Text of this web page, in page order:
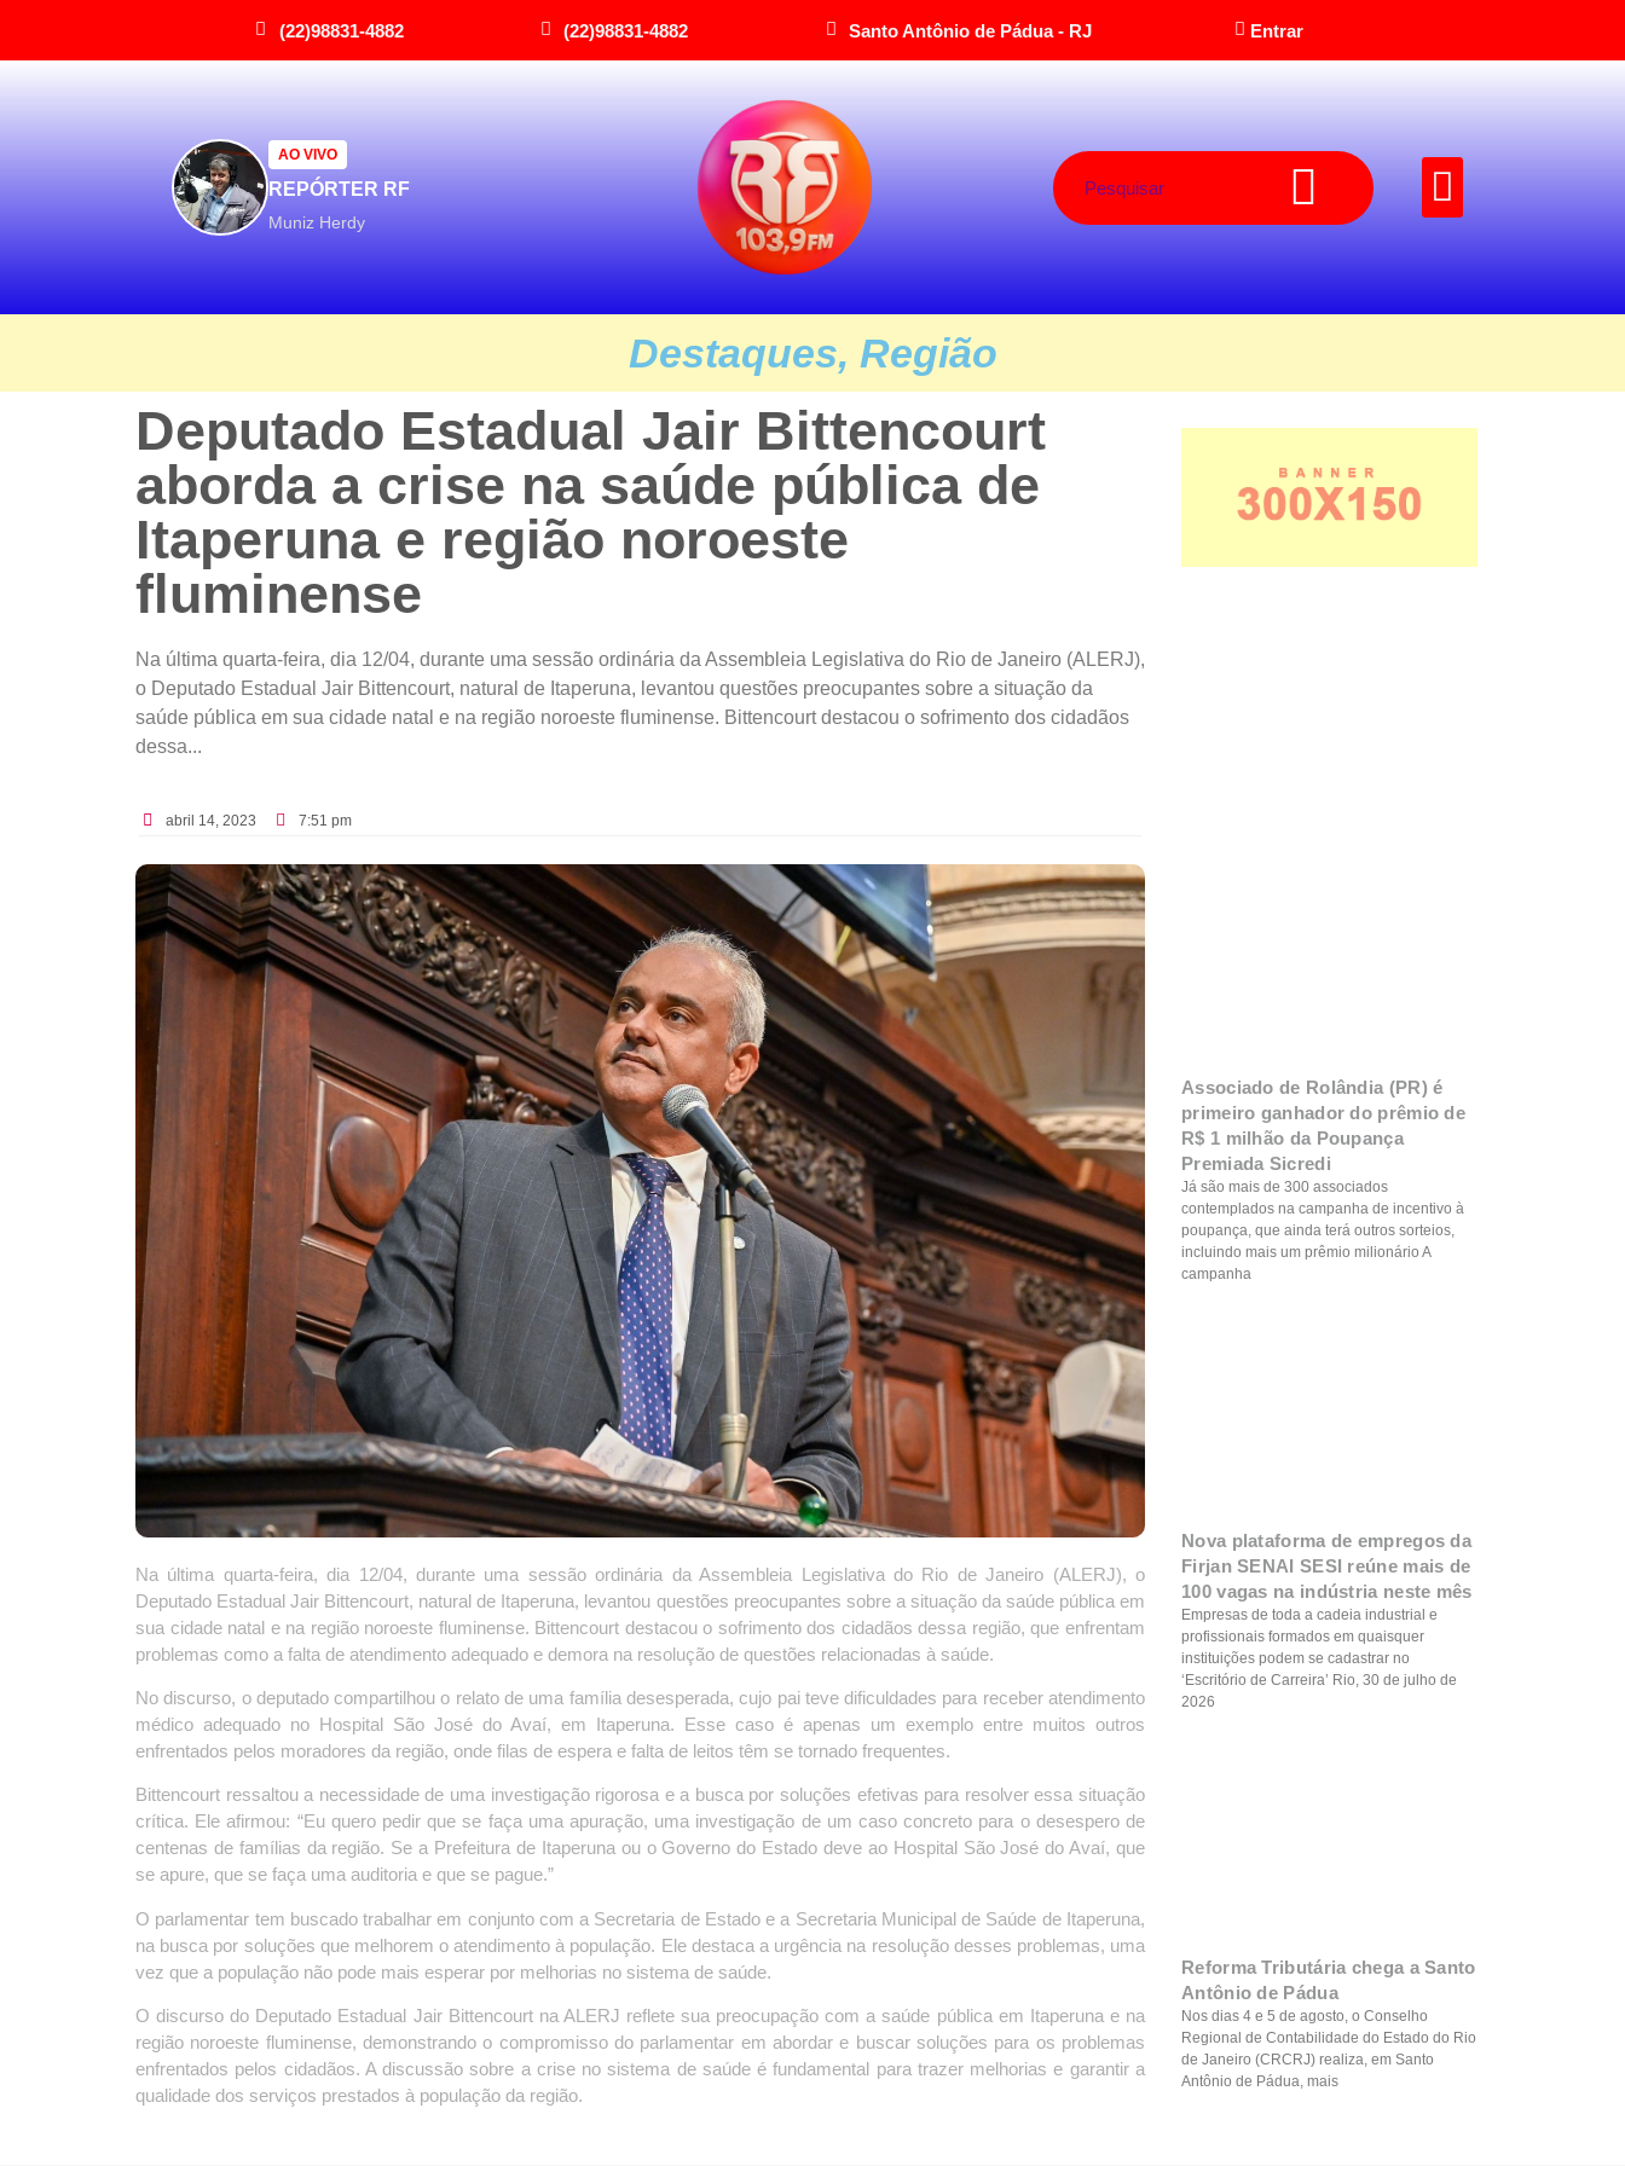
(22)98831-4882 (22)98831-4882 Santo Antônio de Pádua - RJ Entrar
AO VIVO
REPÓRTER RF
Muniz Herdy
Destaques, Região
Deputado Estadual Jair Bittencourt
aborda a crise na saúde pública de
Itaperuna e região noroeste
fluminense
Na última quarta-feira, dia 12/04, durante uma sessão ordinária da Assembleia Legislativa do Rio de Janeiro (ALERJ),
o Deputado Estadual Jair Bittencourt, natural de Itaperuna, levantou questões preocupantes sobre a situação da
saúde pública em sua cidade natal e na região noroeste fluminense. Bittencourt destacou o sofrimento dos cidadãos
dessa...
abril 14, 2023 7:51 pm
Na última quarta-feira, dia 12/04, durante uma sessão ordinária da Assembleia Legislativa do Rio de Janeiro (ALERJ), o
Deputado Estadual Jair Bittencourt, natural de Itaperuna, levantou questões preocupantes sobre a situação da saúde pública em
sua cidade natal e na região noroeste fluminense. Bittencourt destacou o sofrimento dos cidadãos dessa região, que enfrentam
problemas como a falta de atendimento adequado e demora na resolução de questões relacionadas à saúde.
No discurso, o deputado compartilhou o relato de uma família desesperada, cujo pai teve dificuldades para receber atendimento
médico adequado no Hospital São José do Avaí, em Itaperuna. Esse caso é apenas um exemplo entre muitos outros
enfrentados pelos moradores da região, onde filas de espera e falta de leitos têm se tornado frequentes.
Bittencourt ressaltou a necessidade de uma investigação rigorosa e a busca por soluções efetivas para resolver essa situação
crítica. Ele afirmou: “Eu quero pedir que se faça uma apuração, uma investigação de um caso concreto para o desespero de
centenas de famílias da região. Se a Prefeitura de Itaperuna ou o Governo do Estado deve ao Hospital São José do Avaí, que
se apure, que se faça uma auditoria e que se pague.”
O parlamentar tem buscado trabalhar em conjunto com a Secretaria de Estado e a Secretaria Municipal de Saúde de Itaperuna,
na busca por soluções que melhorem o atendimento à população. Ele destaca a urgência na resolução desses problemas, uma
vez que a população não pode mais esperar por melhorias no sistema de saúde.
O discurso do Deputado Estadual Jair Bittencourt na ALERJ reflete sua preocupação com a saúde pública em Itaperuna e na
região noroeste fluminense, demonstrando o compromisso do parlamentar em abordar e buscar soluções para os problemas
enfrentados pelos cidadãos. A discussão sobre a crise no sistema de saúde é fundamental para trazer melhorias e garantir a
qualidade dos serviços prestados à população da região.
Associado de Rolândia (PR) é
primeiro ganhador do prêmio de
R$ 1 milhão da Poupança
Premiada Sicredi
Já são mais de 300 associados
contemplados na campanha de incentivo à
poupança, que ainda terá outros sorteios,
incluindo mais um prêmio milionário A
campanha
Nova plataforma de empregos da
Firjan SENAI SESI reúne mais de
100 vagas na indústria neste mês
Empresas de toda a cadeia industrial e
profissionais formados em quaisquer
instituições podem se cadastrar no
‘Escritório de Carreira’ Rio, 30 de julho de
2026
Reforma Tributária chega a Santo
Antônio de Pádua
Nos dias 4 e 5 de agosto, o Conselho
Regional de Contabilidade do Estado do Rio
de Janeiro (CRCRJ) realiza, em Santo
Antônio de Pádua, mais